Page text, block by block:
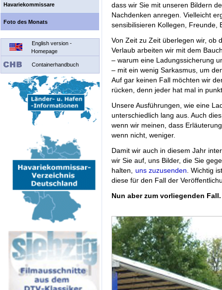
Havariekommissare
Foto des Monats
English version -
Homepage
Containerhandbuch
dass wir Sie mit unseren Bildern
Nachdenken anregen. Vielleicht
sensibilisieren Kollegen, Freunde,
Von Zeit zu Zeit überlegen wir, ob
Verlaub arbeiten wir mit dem
– warum eine Ladungssicherung
– mit ein wenig Sarkasmus, um
Auf gar keinen Fall möchten wir
rücken, denn jeder hat mal in
Unsere Ausführungen, wie eine
unterschiedlich lang aus. Auch
wenn wir meinen, dass
wenn nicht, weniger.
Damit wir auch in diesem Jahr
wir Sie auf, uns Bilder, die Sie
halten, uns zuzusenden. Wichtig
diese für den Fall der
Nun aber zum vorliegenden Fall.